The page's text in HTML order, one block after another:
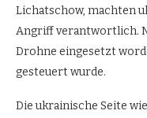
Lichatschow, machten
Angriff verantwortlich.
Drohne eingesetzt
gesteuert wurde.
Die ukrainische Seite